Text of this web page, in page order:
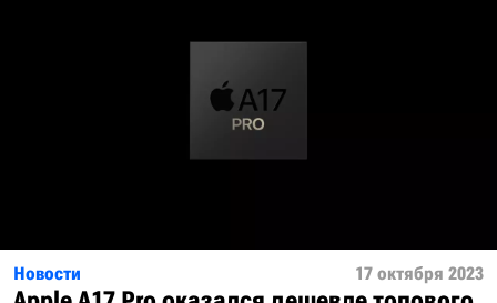
Новости 17 октября 2023